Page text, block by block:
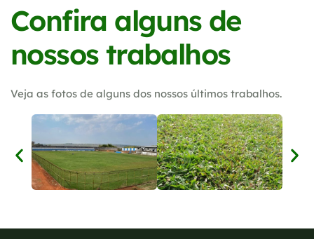
Confira alguns de
nossos trabalhos
Veja as fotos de alguns dos nossos últimos trabalhos.